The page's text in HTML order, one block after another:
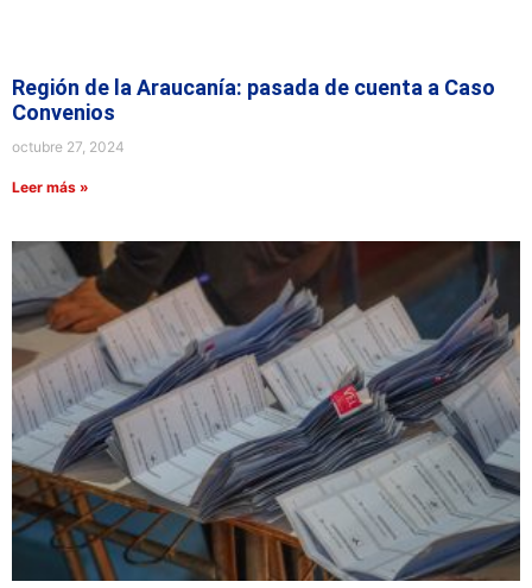
Región de la Araucanía: pasada de cuenta a Caso
Convenios
octubre 27, 2024
Leer más »